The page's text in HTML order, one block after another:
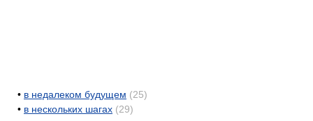
• в недалеком будущем (25)
• в нескольких шагах (29)